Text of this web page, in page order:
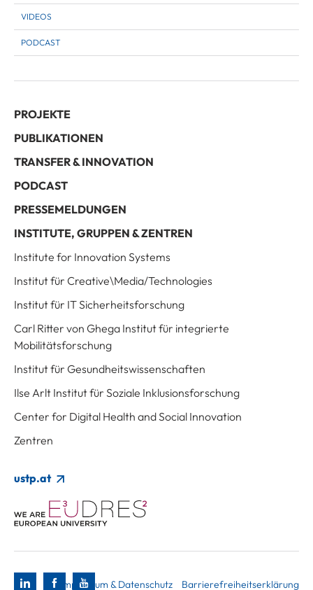
VIDEOS
PODCAST
PROJEKTE
PUBLIKATIONEN
TRANSFER & INNOVATION
PODCAST
PRESSEMELDUNGEN
INSTITUTE, GRUPPEN & ZENTREN
Institute for Innovation Systems
Institut für Creative\Media/Technologies
Institut für IT Sicherheitsforschung
Carl Ritter von Ghega Institut für integrierte
Mobilitätsforschung
Institut für Gesundheitswissenschaften
Ilse Arlt Institut für Soziale Inklusionsforschung
Center for Digital Health and Social Innovation
Zentren
ustp.at
Impressum & Datenschutz Barrierefreiheitserklärung